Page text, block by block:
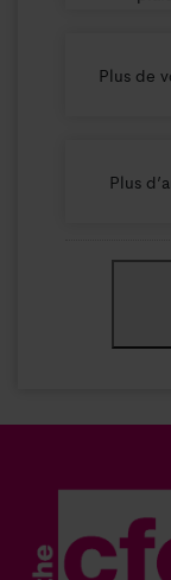
Plus de
Plus